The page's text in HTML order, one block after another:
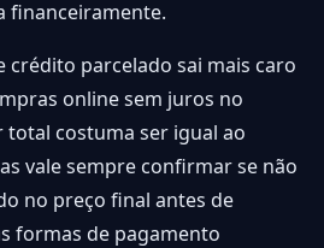
financeiramente.
crédito parcelado sai mais caro
online sem juros no
total costuma ser igual ao
vale sempre confirmar se não
no preço final antes de
formas de pagamento